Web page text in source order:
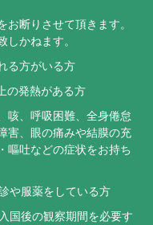
断りさせて頂きます。
しかねます。
る方がいる方
の発熱がある方
咳、呼吸困難、全身倦怠
害、眼の痛みや結膜の充
嘔吐などの症状をお持ち
や服薬をしている方
国後の観察期間を必要す